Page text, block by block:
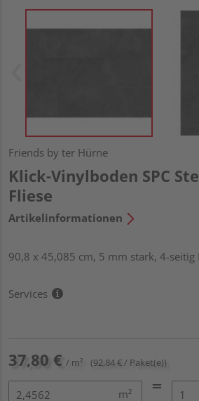
Friends by ter Hürne
Klick-Vinylboden SPC
Fliese
Artikelinformationen
90,8 x 45,085 cm, 5 mm stark, 4-
Services
37,80 € / m² (92,84 € / Paket(e))
m²